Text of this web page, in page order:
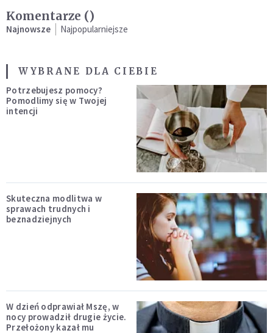
Komentarze ()
Najnowsze Najpopularniejsze
WYBRANE DLA CIEBIE
Potrzebujesz pomocy?
Pomodlimy się w Twojej
intencji
Skuteczna modlitwa w
sprawach trudnych i
beznadziejnych
W dzień odprawiał Mszę, w
nocy prowadził drugie życie.
Przełożony kazał mu